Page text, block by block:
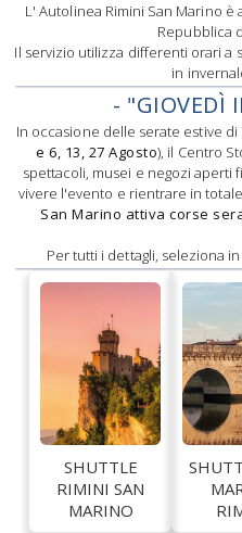
L' Autolinea Rimini San Marino è
Repubblica
Il servizio utilizza differenti orari a
in
- "GIOVEDÌ
In occasione delle serate estive di
e 6, 13, 27 Agosto), il Centro
spettacoli, musei e negozi aperti
vivere l'evento e rientrare in
San Marino attiva corse
Per tutti i dettagli, seleziona
SHUTTLE
RIMINI SAN
MARINO